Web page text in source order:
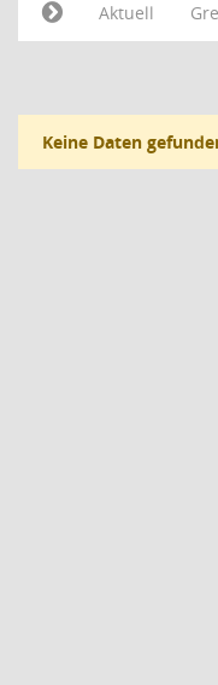
Aktuell
Keine Daten